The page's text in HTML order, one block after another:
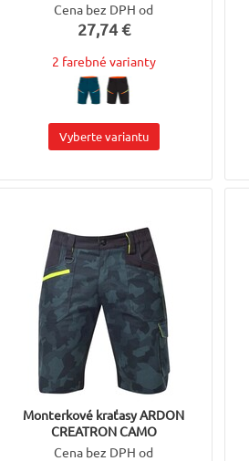
Cena bez DPH od
27,74 €
2 farebné varianty
Vyberte variantu
Monterkové kraťasy ARDON
CREATRON CAMO
Cena bez DPH od